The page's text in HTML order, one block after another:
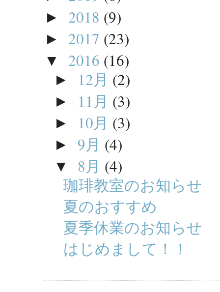
► 2018 (9)
► 2017 (23)
▼ 2016 (16)
► 12月 (2)
► 11月 (3)
► 10月 (3)
► 9月 (4)
▼ 8月 (4)
珈琲教室のお知らせ
夏のおすすめ
夏季休業のお知らせ
はじめまして！！